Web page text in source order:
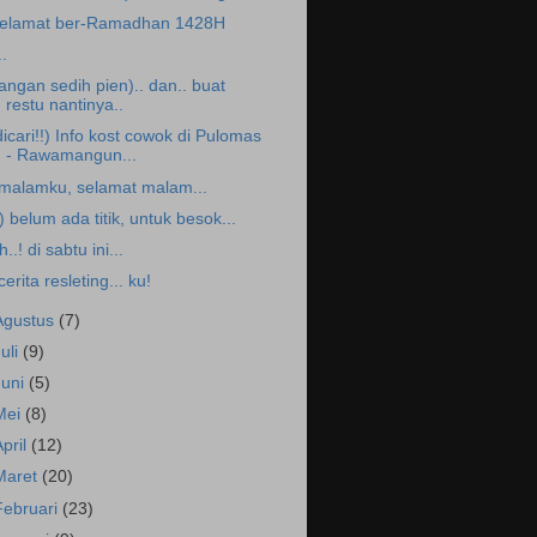
ber-Ramadhan 1428H
sedih pien).. dan.. buat
restu nantinya..
Info kost cowok di Pulomas
- Rawamangun...
selamat malam...
belum ada titik, untuk besok...
di sabtu ini...
resleting... ku!
(7)
(9)
(5)
(8)
(12)
(20)
(23)